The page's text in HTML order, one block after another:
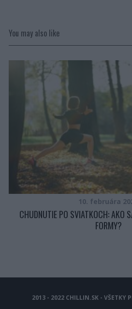
You may also like
10. februára
CHUDNUTIE PO SVIATKOCH: AKO
FORMY?
2013 - 2022 CHILLIN.SK - VŠETKY